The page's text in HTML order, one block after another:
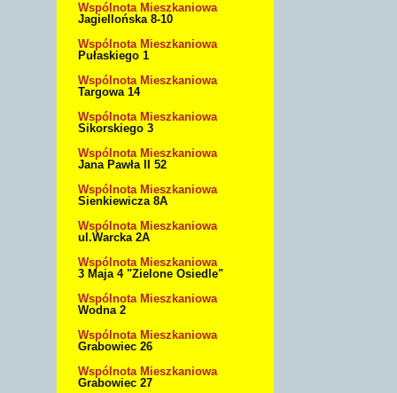
Wspólnota Mieszkaniowa
Jagiellońska 8-10
Wspólnota Mieszkaniowa
Pułaskiego 1
Wspólnota Mieszkaniowa
Targowa 14
Wspólnota Mieszkaniowa
Sikorskiego 3
Wspólnota Mieszkaniowa
Jana Pawła II 52
Wspólnota Mieszkaniowa
Sienkiewicza 8A
Wspólnota Mieszkaniowa
ul.Warcka 2A
Wspólnota Mieszkaniowa
3 Maja 4 "Zielone Osiedle"
Wspólnota Mieszkaniowa
Wodna 2
Wspólnota Mieszkaniowa
Grabowiec 26
Wspólnota Mieszkaniowa
Grabowiec 27